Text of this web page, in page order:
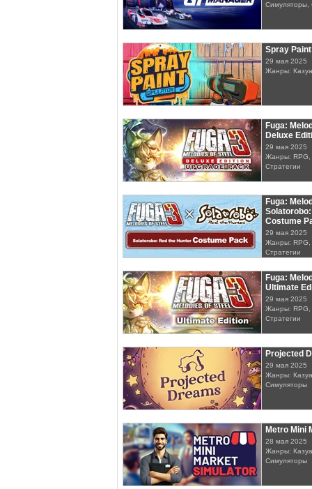
Симуляторы,
Spray
29 мая 2025
Жанры:
Fuga:
Deluxe
29 мая 2025
Жанры: RPG,
Стратегии
Fuga:
Costume
29 мая 2025
Жанры: RPG,
Стратегии
Fuga:
Ultimate
29 мая 2025
Жанры: RPG,
Стратегии
Projected
29 мая 2025
Жанры:
Симуляторы
Metro Mini
28 мая 2025
Жанры:
Симуляторы